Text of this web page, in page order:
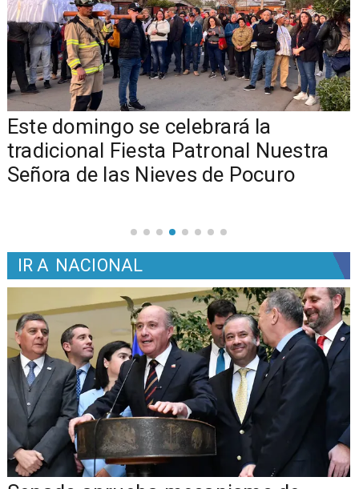
Este domingo se celebrará la
tradicional Fiesta Patronal Nuestra
Señora de las Nieves de Pocuro
IR A NACIONAL